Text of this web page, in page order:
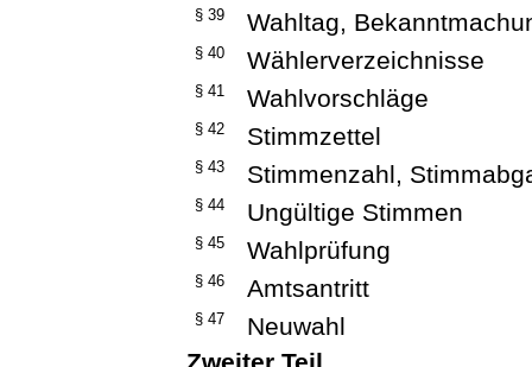
§ 39 Wahltag,
§ 40 Wählerverzeichnisse
§ 41 Wahlvorschläge
§ 42 Stimmzettel
§ 43 Stimmenzahl,
§ 44 Ungültige Stimmen
§ 45 Wahlprüfung
§ 46 Amtsantritt
§ 47
Neuwahl